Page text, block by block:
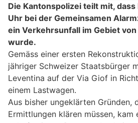
Die Kantonspolizei teilt mit,
Uhr bei der Gemeinsamen
ein Verkehrsunfall im Gebiet
wurde.
Gemäss einer ersten
jähriger Schweizer Staatsbürger
Leventina auf der Via Giof in
einem Lastwagen.
Aus bisher ungeklärten Gründen,
Ermittlungen klären müssen, kam